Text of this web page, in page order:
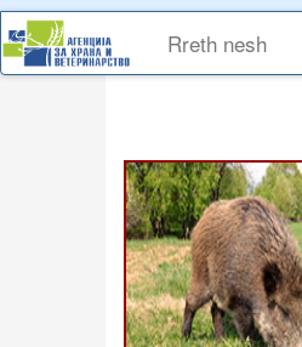
Main
navigation
Rreth nesh